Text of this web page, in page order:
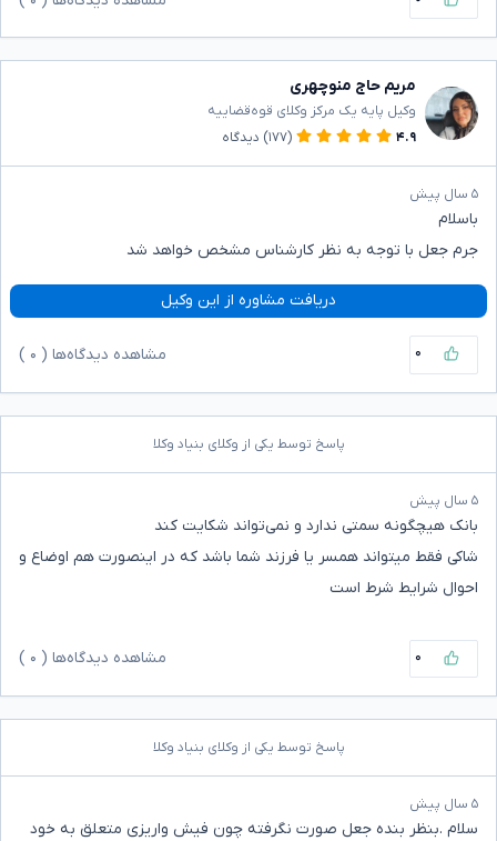
مریم حاج منوچهری
وکیل پایه یک مرکز وکلای قوه‌قضاییه
۴.۹
(۱۷۷) دیدگاه
۵ سال پیش
باسلام
جرم جعل با توجه به نظر کارشناس مشخص خواهد شد
دریافت مشاوره از این وکیل
۰ مشاهده دیدگاه‌ها ( ۰
پاسخ توسط یکی از وکلای بنیاد وکلا
۵ سال پیش
بانک هیچگونه سمتی ندارد و نمی‌تواند شکایت کند
شاکی فقط میتواند همسر یا فرزند شما باشد که در اینصورت هم اوضاع و
احوال شرایط شرط است
۰ مشاهده دیدگاه‌ها ( ۰
پاسخ توسط یکی از وکلای بنیاد وکلا
۵ سال پیش
سلام .بنظر بنده جعل صورت نگرفته چون فیش واریزی متعلق به خود